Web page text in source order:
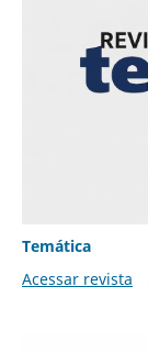
Temática
Acessar revista